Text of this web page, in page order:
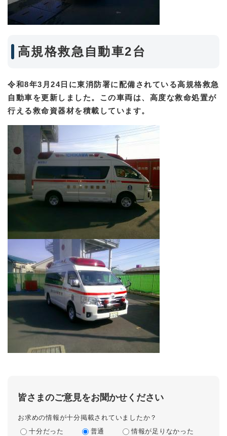
高規格救急自動車2台
令和8年3月24日に東消防署に配備されている高規格救急
自動車を更新しました。この車両は、高度な救命処置が
行える救命資器材を積載しています。
皆さまのご意見をお聞かせください
お求めの情報が十分掲載されていましたか？
十分だった
普通 情報が足りなかった